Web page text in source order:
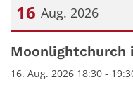
16 Aug. 2026
Datum: 16. August
Moonlightchurch
16. Aug. 2026 18:30 -